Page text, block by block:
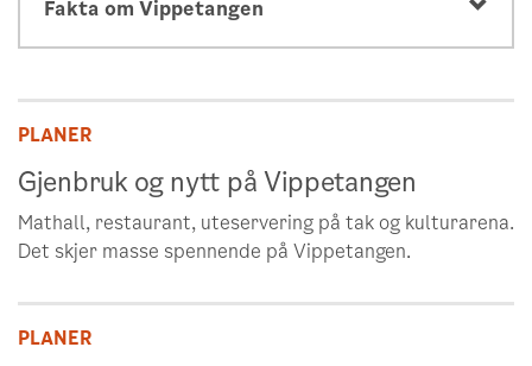
Fakta om Vippetangen
Byantikvaren, Bymiljøetaten, Eiendoms- og
og bygningsetaten som er prosjektledende
etat.
Oslo Havn KF har deltatt i planarbeidet,
PLANER
Gjenbruk og nytt på Vippetangen
Mathall, restaurant, uteservering på tak og kulturarena.
Det skjer masse spennende på Vippetangen.
PLANER